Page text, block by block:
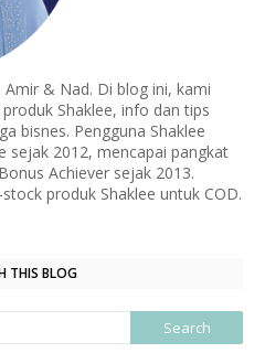
& Nad. Di blog ini, kami
Shaklee, info dan tips
bisnes. Pengguna Shaklee
sejak 2012, mencapai pangkat
Achiever sejak 2013.
produk Shaklee untuk COD.
THIS BLOG